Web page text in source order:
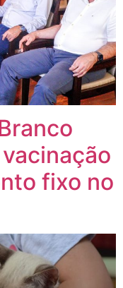
fixo no